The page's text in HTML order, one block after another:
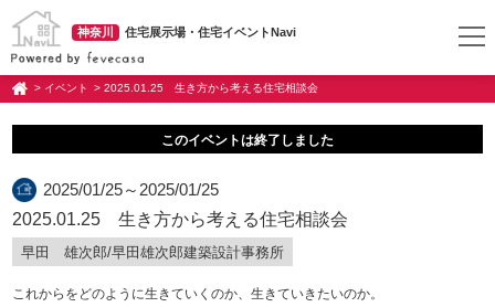
神奈川 住宅展示場・住宅イベントNavi
> イベント > 2025.01.25 生き方から考える住宅相談会
このイベントは終了しました
2025/01/25～2025/01/25
2025.01.25 生き方から考える住宅相談会
早田 雄次郎/早田雄次郎建築設計事務所
これからをどのように生きていくのか、生きていきたいのか。